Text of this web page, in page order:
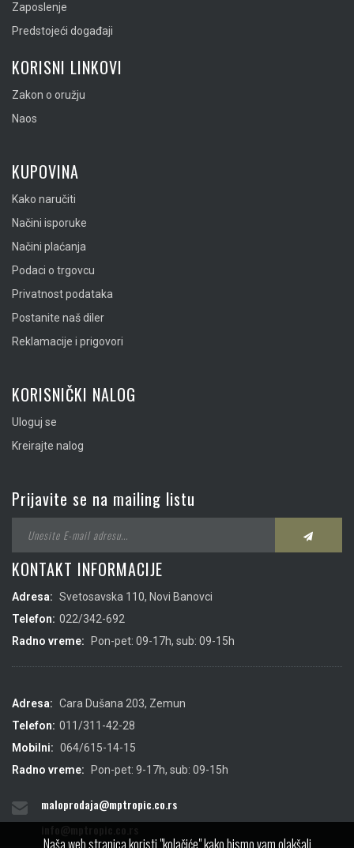
Zaposlenje
Predstojeći događaji
KORISNI LINKOVI
Zakon o oružju
Naos
KUPOVINA
Kako naručiti
Načini isporuke
Načini plaćanja
Podaci o trgovcu
Privatnost podataka
Postanite naš diler
Reklamacije i prigovori
KORISNIČKI NALOG
Uloguj se
Kreirajte nalog
Prijavite se na mailing listu
KONTAKT INFORMACIJE
Adresa: Svetosavska 110, Novi Banovci
Telefon: 022/342-692
Radno vreme:
Pon-pet: 09-17h, sub: 09-15h
Adresa: Cara Dušana 203, Zemun
Telefon: 011/311-42-28
Mobilni: 064/615-14-15
Radno vreme:
Pon-pet: 9-17h, sub: 09-15h
maloprodaja@mptropic.co.rs
Naša web stranica koristi "kolačiće" kako bismo vam olakšali